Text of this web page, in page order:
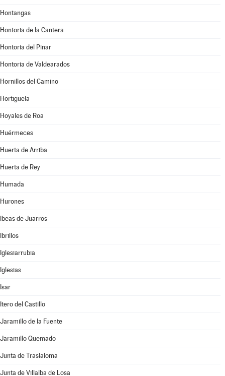
Hontangas
Hontoria de la Cantera
Hontoria del Pinar
Hontoria de Valdearados
Hornillos del Camino
Hortigüela
Hoyales de Roa
Huérmeces
Huerta de Arriba
Huerta de Rey
Humada
Hurones
Ibeas de Juarros
Ibrillos
Iglesiarrubia
Iglesias
Isar
Itero del Castillo
Jaramillo de la Fuente
Jaramillo Quemado
Junta de Traslaloma
Junta de Villalba de Losa